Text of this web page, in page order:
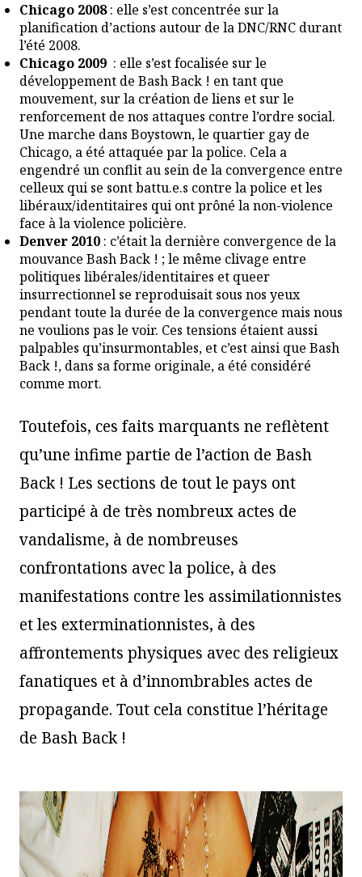
Chicago 2008: elle s’est concentrée sur la
planification d’actions autour de la DNC/RNC durant
l’été 2008.
Chicago 2009 : elle s’est focalisée sur le
développement de Bash Back ! en tant que
mouvement, sur la création de liens et sur le
renforcement de nos attaques contre l’ordre social.
Une marche dans Boystown, le quartier gay de
Chicago, a été attaquée par la police. Cela a
engendré un conflit au sein de la convergence entre
celleux qui se sont battu.e.s contre la police et les
libéraux/identitaires qui ont prôné la non-violence
face à la violence policière.
Denver 2010 : c’était la dernière convergence de la
mouvance Bash Back ! ; le même clivage entre
politiques libérales/identitaires et queer
insurrectionnel se reproduisait sous nos yeux
pendant toute la durée de la convergence mais nous
ne voulions pas le voir. Ces tensions étaient aussi
palpables qu’insurmontables, et c’est ainsi que Bash
Back !, dans sa forme originale, a été considéré
comme mort.
Toutefois, ces faits marquants ne reflètent
qu’une infime partie de l’action de Bash
Back ! Les sections de tout le pays ont
participé à de très nombreux actes de
vandalisme, à de nombreuses
confrontations avec la police, à des
manifestations contre les assimilationnistes
et les exterminationnistes, à des
affrontements physiques avec des religieux
fanatiques et à d’innombrables actes de
propagande. Tout cela constitue l’héritage
de Bash Back !